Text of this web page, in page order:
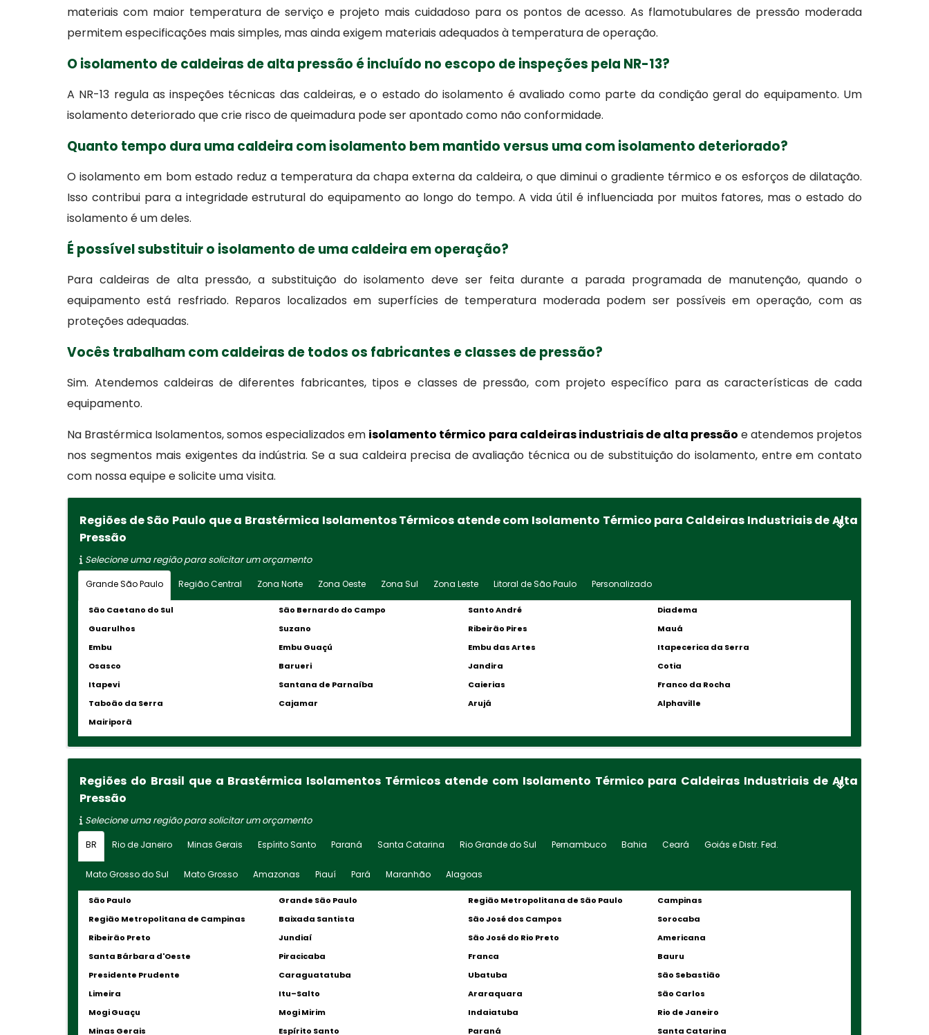
materiais com maior temperatura de serviço e projeto mais cuidadoso para os pontos de acesso. As flamotubulares de pressão moderada
permitem especificações mais simples, mas ainda exigem materiais adequados à temperatura de operação.
O isolamento de caldeiras de alta pressão é incluído no escopo de inspeções pela NR-13?
A NR-13 regula as inspeções técnicas das caldeiras, e o estado do isolamento é avaliado como parte da condição geral do equipamento. Um
isolamento deteriorado que crie risco de queimadura pode ser apontado como não conformidade.
Quanto tempo dura uma caldeira com isolamento bem mantido versus uma com isolamento deteriorado?
O isolamento em bom estado reduz a temperatura da chapa externa da caldeira, o que diminui o gradiente térmico e os esforços de dilatação.
Isso contribui para a integridade estrutural do equipamento ao longo do tempo. A vida útil é influenciada por muitos fatores, mas o estado do
isolamento é um deles.
É possível substituir o isolamento de uma caldeira em operação?
Para caldeiras de alta pressão, a substituição do isolamento deve ser feita durante a parada programada de manutenção, quando o
equipamento está resfriado. Reparos localizados em superfícies de temperatura moderada podem ser possíveis em operação, com as
proteções adequadas.
Vocês trabalham com caldeiras de todos os fabricantes e classes de pressão?
Sim. Atendemos caldeiras de diferentes fabricantes, tipos e classes de pressão, com projeto específico para as características de cada
equipamento.
Na Brastérmica Isolamentos, somos especializados em isolamento térmico para caldeiras industriais de alta pressão e atendemos projetos
nos segmentos mais exigentes da indústria. Se a sua caldeira precisa de avaliação técnica ou de substituição do isolamento, entre em contato
com nossa equipe e solicite uma visita.
Regiões de São Paulo que a Brastérmica Isolamentos Térmicos atende com Isolamento Térmico para Caldeiras Industriais de Alta
Pressão
Selecione uma região para solicitar um orçamento
Grande São Paulo Região Central Zona Norte Zona Oeste Zona Sul Zona Leste Litoral de São Paulo Personalizado
São Caetano do Sul São Bernardo do Campo Santo André
Diadema
Guarulhos
Suzano Ribeirão Pires
Mauá
Embu
Embu Guaçú Embu das Artes
Itapecerica da Serra
Osasco
Barueri Jandira
Cotia
Itapevi
Santana de Parnaíba Caierias
Franco da Rocha
Taboão da Serra
Cajamar Arujá
Alphaville
Mairiporã
Regiões do Brasil que a Brastérmica Isolamentos Térmicos atende com Isolamento Térmico para Caldeiras Industriais de Alta
Pressão
Selecione uma região para solicitar um orçamento
BR Rio de Janeiro Minas Gerais Espírito Santo Paraná Santa Catarina Rio Grande do Sul Pernambuco Bahia Ceará Goiás e Distr. Fed.
Mato Grosso do Sul Mato Grosso Amazonas Piauí Pará Maranhão Alagoas
São Paulo Grande São Paulo Região Metropolitana de São Paulo
Campinas
Região Metropolitana de Campinas
Baixada Santista São José dos Campos
Sorocaba
Ribeirão Preto
Jundiaí São José do Rio Preto
Americana
Santa Bárbara d'Oeste
Piracicaba Franca
Bauru
Presidente Prudente
Caraguatatuba Ubatuba
São Sebastião
Limeira
Itu–Salto Araraquara
São Carlos
Mogi Guaçu
Mogi Mirim Indaiatuba
Rio de Janeiro
Minas Gerais
Espírito Santo Paraná Santa Catarina